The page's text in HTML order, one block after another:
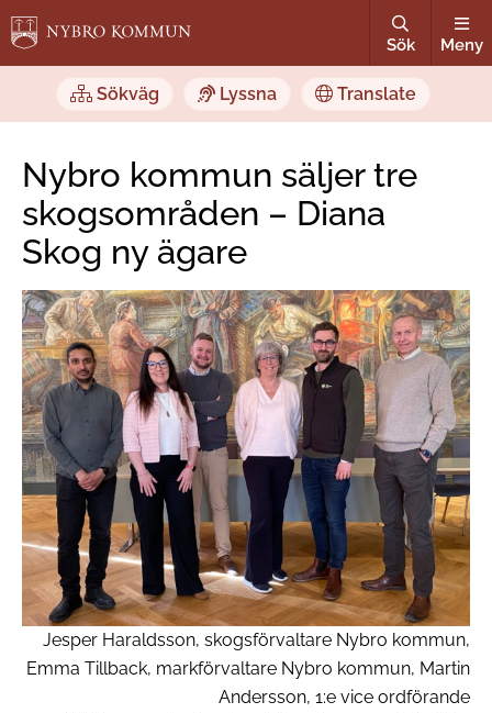
Sök Meny
Sökväg Lyssna Translate
Nybro kommun säljer tre
skogsområden – Diana
Skog ny ägare
Jesper Haraldsson, skogsförvaltare Nybro kommun,
Emma Tillback, markförvaltare Nybro kommun, Martin
Andersson, 1:e vice ordförande